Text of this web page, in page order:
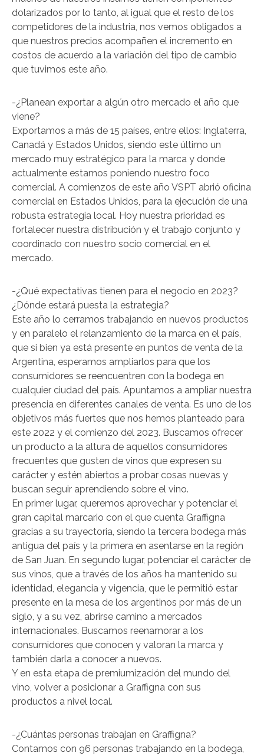
dolarizados por lo tanto, al igual que el resto de los
competidores de la industria, nos vemos obligados a
que nuestros precios acompañen el incremento en
costos de acuerdo a la variación del tipo de cambio
que tuvimos este año.
-¿Planean exportar a algún otro mercado el año que
viene?
Exportamos a más de 15 países, entre ellos: Inglaterra,
Canadá y Estados Unidos, siendo este último un
mercado muy estratégico para la marca y donde
actualmente estamos poniendo nuestro foco
comercial. A comienzos de este año VSPT abrió oficina
comercial en Estados Unidos, para la ejecución de una
robusta estrategia local. Hoy nuestra prioridad es
fortalecer nuestra distribución y el trabajo conjunto y
coordinado con nuestro socio comercial en el
mercado.
-¿Qué expectativas tienen para el negocio en 2023?
¿Dónde estará puesta la estrategia?
Este año lo cerramos trabajando en nuevos productos
y en paralelo el relanzamiento de la marca en el país,
que si bien ya está presente en puntos de venta de la
Argentina, esperamos ampliarlos para que los
consumidores se reencuentren con la bodega en
cualquier ciudad del país. Apuntamos a ampliar nuestra
presencia en diferentes canales de venta. Es uno de los
objetivos más fuertes que nos hemos planteado para
este 2022 y el comienzo del 2023. Buscamos ofrecer
un producto a la altura de aquellos consumidores
frecuentes que gusten de vinos que expresen su
carácter y estén abiertos a probar cosas nuevas y
buscan seguir aprendiendo sobre el vino.
En primer lugar, queremos aprovechar y potenciar el
gran capital marcario con el que cuenta Graffigna
gracias a su trayectoria, siendo la tercera bodega más
antigua del país y la primera en asentarse en la región
de San Juan. En segundo lugar, potenciar el carácter de
sus vinos, que a través de los años ha mantenido su
identidad, elegancia y vigencia, que le permitió estar
presente en la mesa de los argentinos por más de un
siglo, y a su vez, abrirse camino a mercados
internacionales. Buscamos reenamorar a los
consumidores que conocen y valoran la marca y
también darla a conocer a nuevos.
Y en esta etapa de premiumización del mundo del
vino, volver a posicionar a Graffigna con sus
productos a nivel local.
-¿Cuántas personas trabajan en Graffigna?
Contamos con 96 personas trabajando en la bodega,